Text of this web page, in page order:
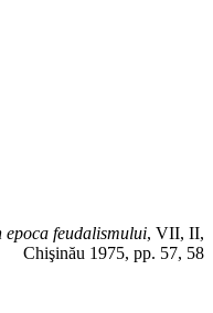
epoca feudalismului, VII, II,
Chişinău 1975, pp. 57, 58